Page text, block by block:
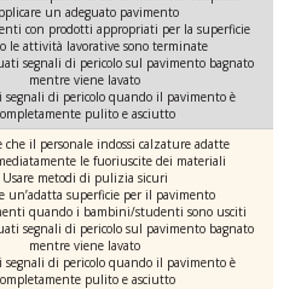
un adeguato pavimento
con prodotti appropriati per la superficie
le attività lavorative sono terminate
segnali di pericolo sul pavimento bagnato
mentre viene lavato
segnali di pericolo quando il pavimento è
pulito e asciutto
che il personale indossi calzature adatte
le fuoriuscite dei materiali
Usare metodi di pulizia sicuri
un’adatta superficie per il pavimento
quando i bambini/studenti sono usciti
segnali di pericolo sul pavimento bagnato
mentre viene lavato
segnali di pericolo quando il pavimento è
pulito e asciutto